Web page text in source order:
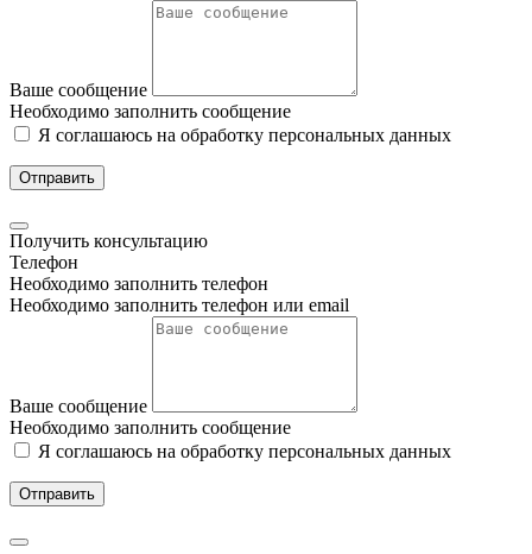
Ваше сообщение
Необходимо заполнить сообщение
Я соглашаюсь на обработку персональных данных
Отправить
Получить консультацию
Телефон
Необходимо заполнить телефон
Необходимо заполнить телефон или email
Ваше сообщение
Необходимо заполнить сообщение
Я соглашаюсь на обработку персональных данных
Отправить